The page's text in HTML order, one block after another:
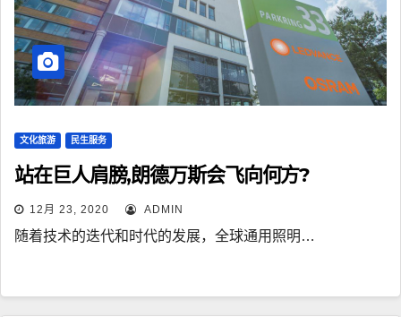
文化旅游 民生服务
站在巨人肩膀,朗德万斯会飞向何方?
12月 23, 2020 ADMIN
随着技术的迭代和时代的发展，全球通用照明…